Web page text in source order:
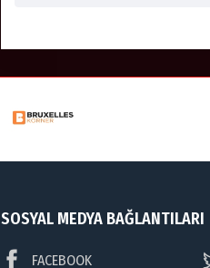
SOSYAL MEDYA BAĞLANTILARI
FACEBOOK